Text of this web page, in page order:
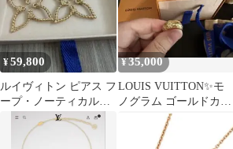
¥59,800
ルイヴィトン ピアス フ
ープ・ノーティカル
M01848 ゴールド 箱 保
存袋付
¥35,000
LOUIS VUITTON✨モ
ノグラム ゴールドカラ